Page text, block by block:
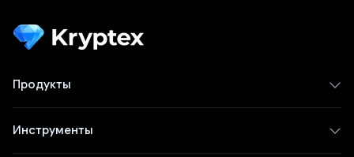
Продукты
Инструменты